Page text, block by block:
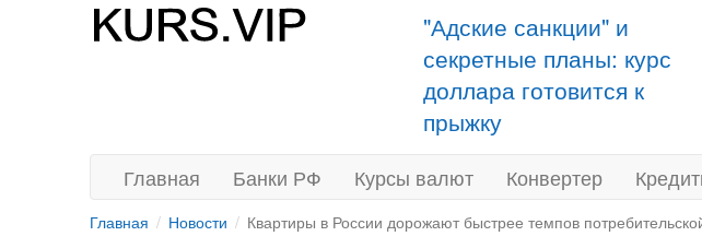
"Адские санкции" и
секретные планы: курс
доллара готовится к
прыжку
Главная Банки РФ Курсы валют Конвертер
Главная Новости Квартиры в России дорожают быстрее темпов